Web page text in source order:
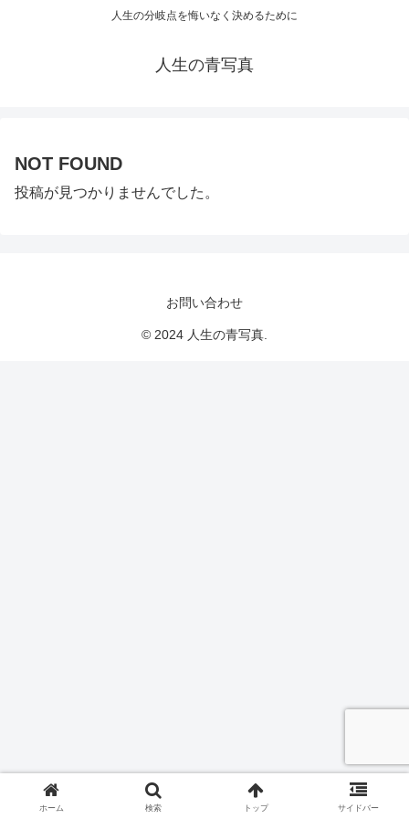
人生の分岐点を悔いなく決めるために
人生の青写真
NOT FOUND
投稿が見つかりませんでした。
お問い合わせ
© 2024 人生の青写真.
ホーム 検索 トップ サイドバー